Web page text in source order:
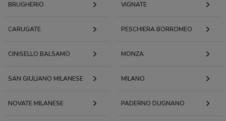
BRUGHERIO VIGNATE
CARUGATE PESCHIERA BORROMEO
CINISELLO BALSAMO MONZA
SAN GIULIANO MILANESE MILANO
NOVATE MILANESE PADERNO DUGNANO